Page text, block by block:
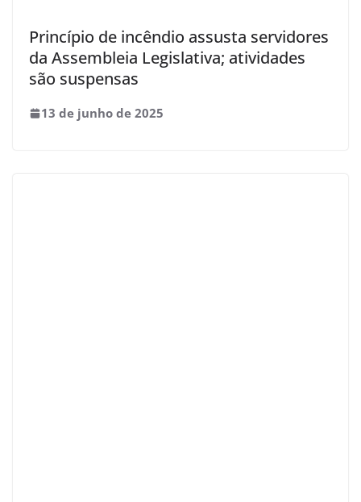
Princípio de incêndio assusta servidores
da Assembleia Legislativa; atividades
são suspensas
13 de junho de 2025